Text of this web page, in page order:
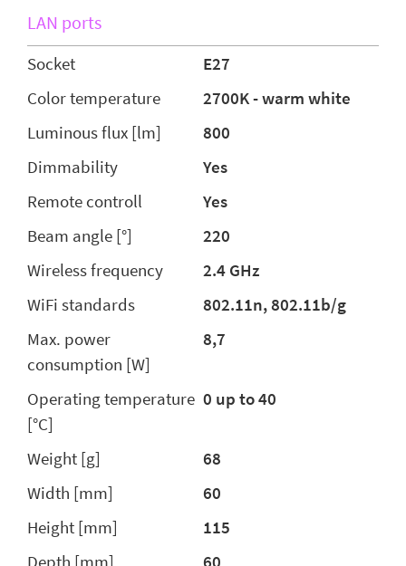
LAN ports
Socket
E27
Color temperature
2700K - warm white
Luminous flux [lm]
800
Dimmability
Yes
Remote controll
Yes
Beam angle [°]
220
Wireless frequency
2.4 GHz
WiFi standards
802.11n, 802.11b/g
Max. power
consumption [W]
8,7
Operating temperature
[°C]
0 up to 40
Weight [g]
68
Width [mm]
60
Height [mm]
115
Depth [mm]
60